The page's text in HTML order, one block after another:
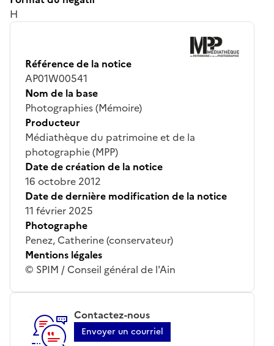
H
Référence de la notice
AP01W00541
Nom de la base
Photographies (Mémoire)
Producteur
Médiathèque du patrimoine et de la
photographie (MPP)
Date de création de la notice
16 octobre 2012
Date de dernière modification de la notice
11 février 2025
Photographe
Penez, Catherine (conservateur)
Mentions légales
© SPIM / Conseil général de l'Ain
Contactez-nous
Envoyer un courriel